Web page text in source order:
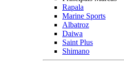
Rapala
Marine Sports
Albatroz
Daiwa
Saint Plus
Shimano